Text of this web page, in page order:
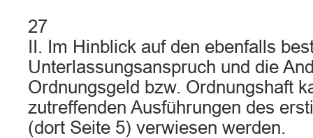
27
II. Im Hinblick auf den ebenfalls
Unterlassungsanspruch und die
Ordnungsgeld bzw. Ordnungshaft
zutreffenden Ausführungen des
(dort Seite 5) verwiesen werden.